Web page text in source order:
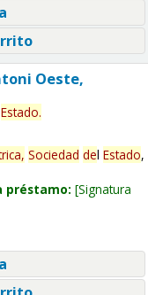
Oeste,
Estado.
Sociedad del Estado,
préstamo: Signatura